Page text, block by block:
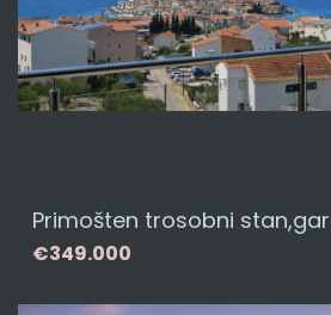
Primošten trosobni
€349.000